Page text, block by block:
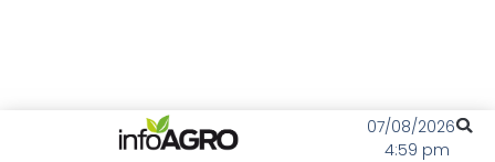
07/08/2026
4:59 pm